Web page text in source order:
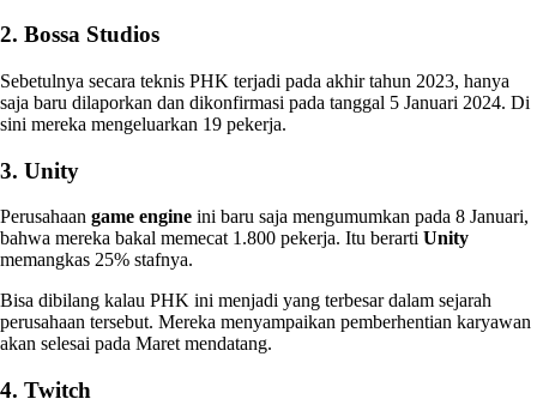
2. Bossa Studios
Sebetulnya secara teknis PHK terjadi pada akhir tahun 2023, hanya
saja baru dilaporkan dan dikonfirmasi pada tanggal 5 Januari 2024. Di
sini mereka mengeluarkan 19 pekerja.
3. Unity
Perusahaan game engine ini baru saja mengumumkan pada 8 Januari,
bahwa mereka bakal memecat 1.800 pekerja. Itu berarti Unity
memangkas 25% stafnya.
Bisa dibilang kalau PHK ini menjadi yang terbesar dalam sejarah
perusahaan tersebut. Mereka menyampaikan pemberhentian karyawan
akan selesai pada Maret mendatang.
4. Twitch